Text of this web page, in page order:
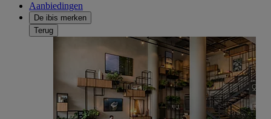
Aanbiedingen
De ibis merken
Terug